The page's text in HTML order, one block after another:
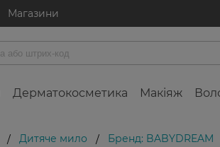
Магазини
Дерматокосметика Макіяж
/ Дитяче мило / Бренд: BABYDREAM